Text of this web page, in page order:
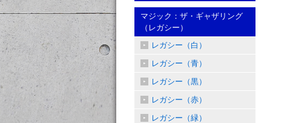
マジック：ザ・ギャザリング
（レガシー）
レガシー（白）
レガシー（青）
レガシー（黒）
レガシー（赤）
レガシー（緑）